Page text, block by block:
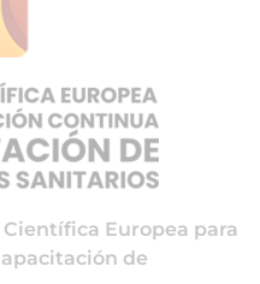
Europea para
de